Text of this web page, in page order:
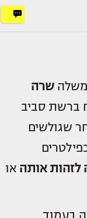
שרה
ברשת סביב
שגולשים
אותה או
בעמוד